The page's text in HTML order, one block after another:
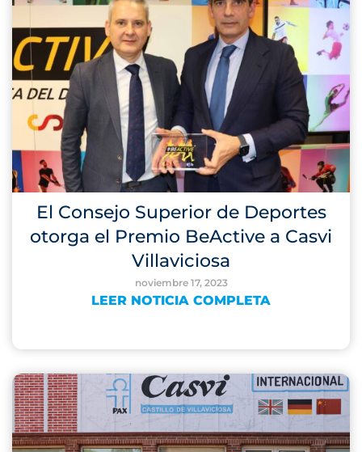
El Consejo Superior de Deportes
otorga el Premio BeActive a Casvi
Villaviciosa
noviembre 17, 2023
LEER NOTICIA COMPLETA